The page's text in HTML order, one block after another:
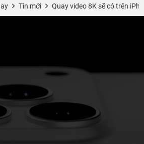
Tin mới Quay video 8K sẽ có trên